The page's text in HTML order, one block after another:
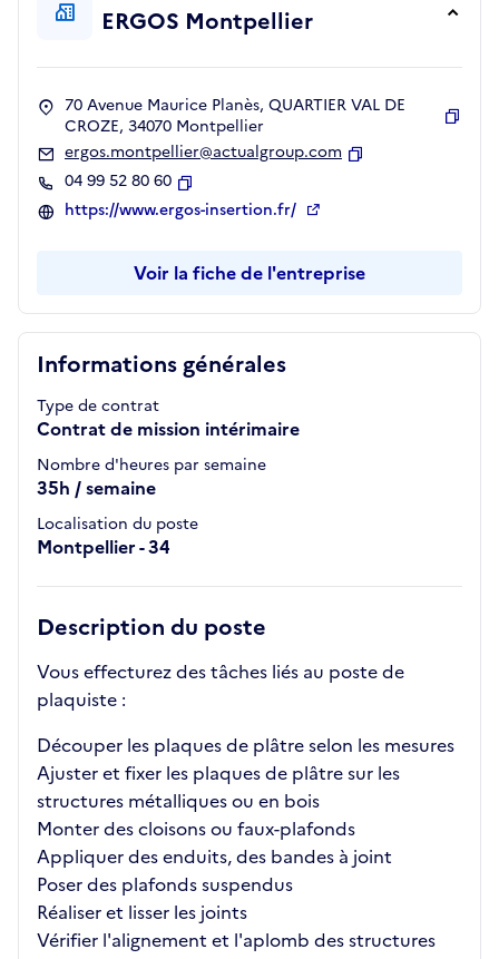
Informations générales
Type de contrat
Contrat de mission intérimaire
Nombre d'heures par semaine
35h / semaine
Localisation du poste
Montpellier - 34
Description du poste
Vous effecturez des tâches liés au poste de
plaquiste :
Découper les plaques de plâtre selon les mesures
Ajuster et fixer les plaques de plâtre sur les
structures métalliques ou en bois
Monter des cloisons ou faux-plafonds
Appliquer des enduits, des bandes à joint
Poser des plafonds suspendus
Réaliser et lisser les joints
Vérifier l'alignement et l'aplomb des structures
ERGOS Montpellier
70 Avenue Maurice Planès, QUARTIER VAL DE
CROZE, 34070 Montpellier
ergos.montpellier@actualgroup.com
04 99 52 80 60
Copier
https://www.ergos-insertion.fr/
Voir la fiche de l'entreprise